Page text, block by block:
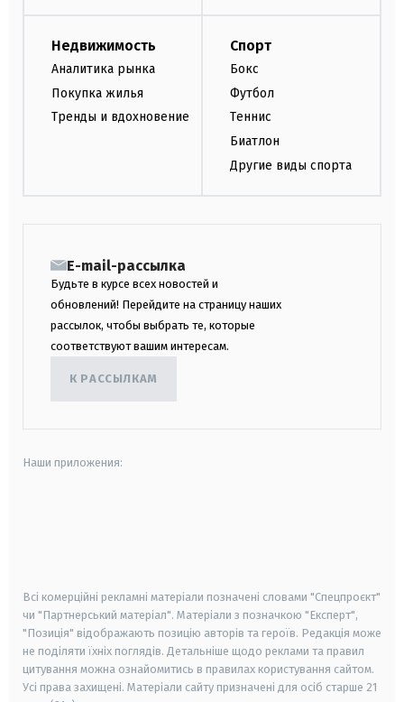
Недвижимость
Аналитика рынка
Покупка жилья
Тренды и вдохновение
Спорт
Бокс
Футбол
Теннис
Биатлон
Другие виды спорта
E-mail-рассылка
Будьте в курсе всех новостей и
обновлений! Перейдите на страницу наших
рассылок, чтобы выбрать те, которые
соответствуют вашим интересам.
К РАССЫЛКАМ
Наши приложения:
Всі комерційні рекламні матеріали позначені словами "Спецпроєкт"
чи "Партнерський матеріал". Матеріали з позначкою "Експерт",
"Позиція" відображають позицію авторів та героїв. Редакція може
не поділяти їхніх поглядів. Детальніше щодо реклами та правил
цитування можна ознайомитись в правилах користування сайтом.
Усі права захищені. Матеріали сайту призначені для осіб старше 21